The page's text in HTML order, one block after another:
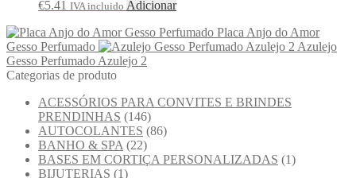
€5.41 IVA incluido Adicionar
Placa Anjo do Amor
Gesso Perfumado
Azulejo
Gesso Perfumado Azulejo 2
Categorias de produto
ACESSÓRIOS PARA CONVITES E BRINDES
PRENDINHAS (146)
AUTOCOLANTES (86)
BANHO & SPA (22)
BASES EM CORTIÇA PERSONALIZADAS (1)
BIJUTERIAS (1)